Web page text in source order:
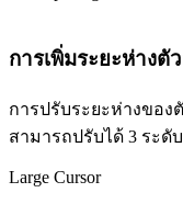
การเพิ่มระยะห่างตั
การปรับระยะห่างของ
สามารถปรับได้ 3 ระดั
Large Cursor